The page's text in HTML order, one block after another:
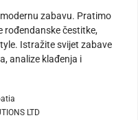
zabavu. Pratimo
rođendanske čestitke,
Istražite svijet zabave
analize klađenja i
LTD